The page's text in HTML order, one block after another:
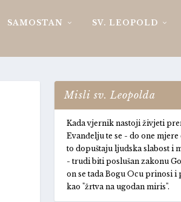
SAMOSTAN SV. LEOPOLD
Misli sv. Leopolda
Kada vjernik nastoji živjeti
Evanđelju te se - do one
to dopuštaju ljudska slabost i
- trudi biti poslušan zakonu
on se tada Bogu Ocu prinosi i
kao "žrtva na ugodan miris".